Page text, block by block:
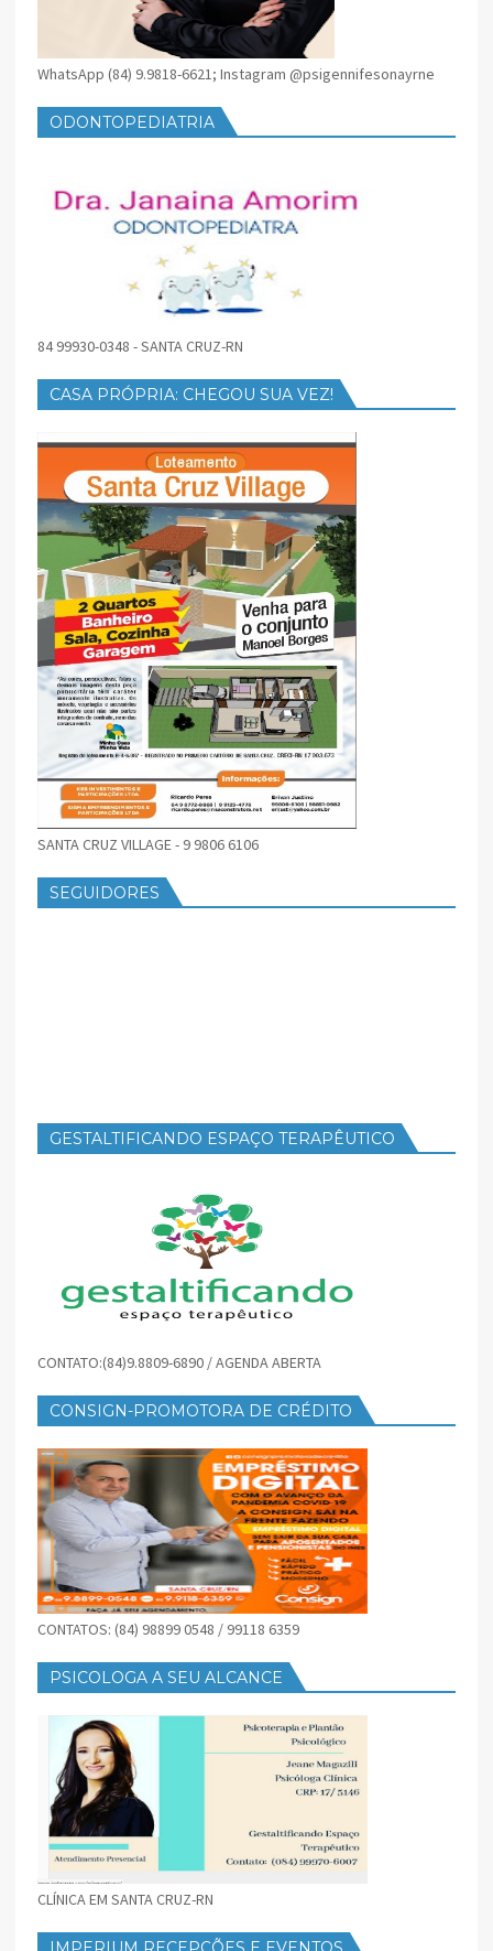
WhatsApp (84) 9.9818-6621; Instagram @psigennifesonayrne
ODONTOPEDIATRIA
84 99930-0348 - SANTA CRUZ-RN
CASA PRÓPRIA: CHEGOU SUA VEZ!
SANTA CRUZ VILLAGE - 9 9806 6106
SEGUIDORES
GESTALTIFICANDO ESPAÇO TERAPÊUTICO
CONTATO:(84)9.8809-6890 / AGENDA ABERTA
CONSIGN-PROMOTORA DE CRÉDITO
CONTATOS: (84) 98899 0548 / 99118 6359
PSICOLOGA A SEU ALCANCE
CLÍNICA EM SANTA CRUZ-RN